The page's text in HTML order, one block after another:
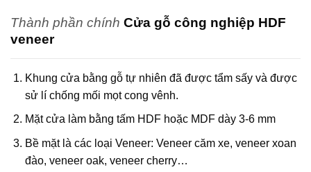
Thành phần chính Cửa gỗ công nghiệp HDF
veneer
Khung cửa bằng gỗ tự nhiên đã được tẩm sấy và được
sử lí chống mối mọt cong vênh.
Mặt cửa làm bằng tấm HDF hoặc MDF dày 3-6 mm
Bề mặt là các loại Veneer: Veneer căm xe, veneer xoan
đào, veneer oak, veneer cherry…